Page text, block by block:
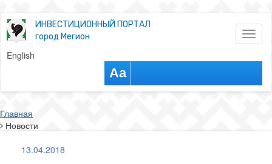
ИНВЕСТИЦИОННЫЙ ПОРТАЛ
город Мегион
English
Aa
Главная
Новости
13.04.2018